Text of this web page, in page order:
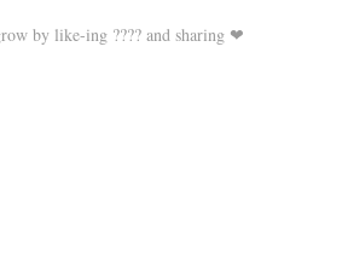
by like-ing ???? and sharing ❤